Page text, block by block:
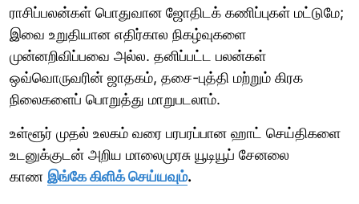
ராசிப்பலன்கள் பொதுவான ஜோதிடக் கணிப்புகள் மட்டுமே;
இவை உறுதியான எதிர்கால நிகழ்வுகளை
முன்னறிவிப்பவை அல்ல. தனிப்பட்ட பலன்கள்
ஒவ்வொருவரின் ஜாதகம், தசை-புத்தி மற்றும் கிரக
நிலைகளைப் பொறுத்து மாறுபடலாம்.
உள்ளூர் முதல் உலகம் வரை பரபரப்பான ஹாட் செய்திகளை
உடனுக்குடன் அறிய மாலைமுரசு யூடியூப் சேனலை
காண இங்கே கிளிக் செய்யவும்.